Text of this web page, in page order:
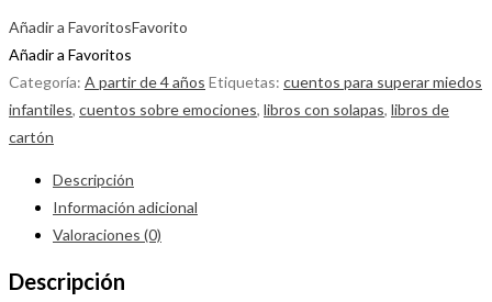
Añadir a FavoritosFavorito
Añadir a Favoritos
Categoría: A partir de 4 años Etiquetas: cuentos para superar miedos
infantiles, cuentos sobre emociones, libros con solapas, libros de
cartón
Descripción
Información adicional
Valoraciones (0)
Descripción